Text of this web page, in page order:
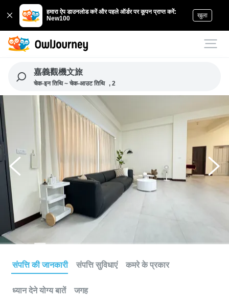
हमारा ऐप डाउनलोड करें और पहले ऑर्डर पर कूपन प्राप्त करें:
New100
खुला
嘉義觀機文旅
चेक-इन तिथि ~ चेक-आउट तिथि , 2
संपत्ति की जानकारी संपत्ति सुविधाएं कमरे के प्रकार
ध्यान देने योग्य बातें जगह